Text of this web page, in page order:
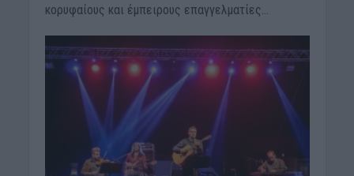
κορυφαίους και έμπειρους επαγγελματίες...